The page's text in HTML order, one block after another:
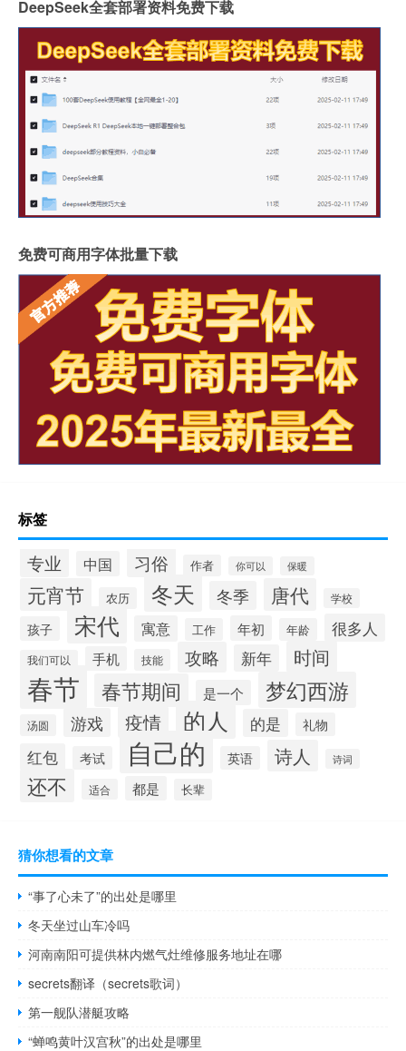
DeepSeek全套部署资料免费下载
免费可商用字体批量下载
标签
专业 中国 习俗 作者 你可以 保暖
元宵节 农历 冬天 冬季 唐代 学校
孩子 宋代 寓意 工作 年初 年龄 很多人
我们可以 手机 技能 攻略 新年 时间
春节 春节期间 是一个 梦幻西游
汤圆 游戏 疫情 的人 的是 礼物
红包 考试 自己的 英语 诗人 诗词
还不 适合 都是 长辈
猜你想看的文章
“事了心未了”的出处是哪里
冬天坐过山车冷吗
河南南阳可提供林内燃气灶维修服务地址在哪
secrets翻译（secrets歌词）
第一舰队潜艇攻略
“蝉鸣黄叶汉宫秋”的出处是哪里